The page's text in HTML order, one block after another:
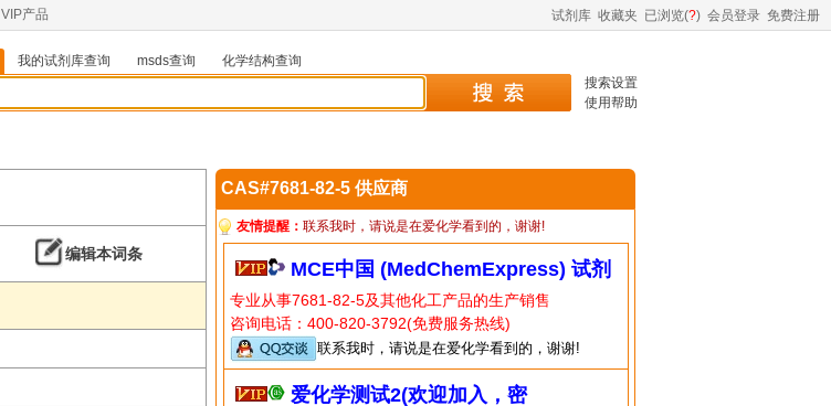
VIP产品 试剂库 收藏夹 已浏览(?) 会员登录 免费注册
我的试剂库查询 msds查询
化学结构查询
搜索设置
使用帮助
编辑本词条
CAS#7681-82-5 供应商
友情提醒： 联系我时，请说是在爱化学看到的，谢谢!
MCE中国 (MedChemExpress) 试剂
专业从事7681-82-5及其他化工产品的生产销售
咨询电话：400-820-3792(免费服务热线)
联系我时，请说是在爱化学看到的，谢谢!
爱化学测试2(欢迎加入，密